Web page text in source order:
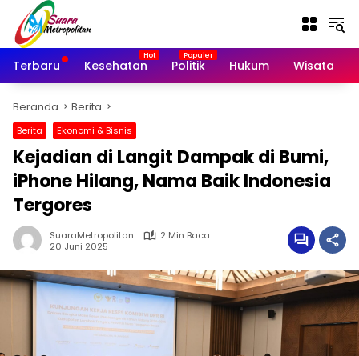
Langsung
konten
Terbaru
Kesehatan Politik Hukum Wisata
Beranda Berita
Berita Ekonomi & Bisnis
Kejadian di Langit Dampak di Bumi,
iPhone Hilang, Nama Baik Indonesia
Tergores
SuaraMetropolitan
2 Min Baca
20 Juni 2025